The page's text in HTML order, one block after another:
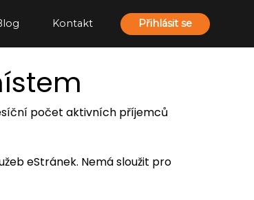
Kontakt Přihlásit se
počet aktivních příjemců
eStránek. Nemá sloužit pro